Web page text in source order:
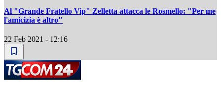
Al "Grande Fratello Vip" Zelletta attacca le Rosmello: "Per me
l'amicizia è altro"
22 Feb 2021 - 12:16